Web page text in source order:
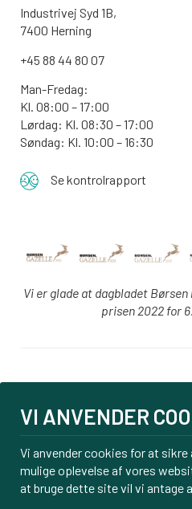
Industrivej Syd 1B,
7400 Herning
+45 88 44 80 07
Man-Fredag:
Kl. 08:00 – 17:00
Lørdag: Kl. 08:30 – 17:00
Søndag: Kl. 10:00 – 16:30
Se kontrolrapport
Vi er glade at dagbladet
prisen 2022 for
PBS tilmelding
Om os
Kontakt
Handelsbetingelser
VI ANVENDER
Vi anvender cookies for at sikre
mulige oplevelse af vores
at bruge dette site vil vi antage